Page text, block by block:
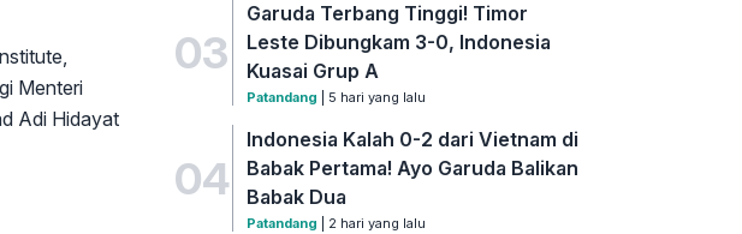
Menteri
Adi Hidayat
03
Garuda Terbang Tinggi! Timor
Leste Dibungkam 3-0, Indonesia
Kuasai Grup A
Patandang | 5 hari yang lalu
04
Indonesia Kalah 0-2 dari Vietnam di
Babak Pertama! Ayo Garuda Balikan
Babak Dua
Patandang | 2 hari yang lalu